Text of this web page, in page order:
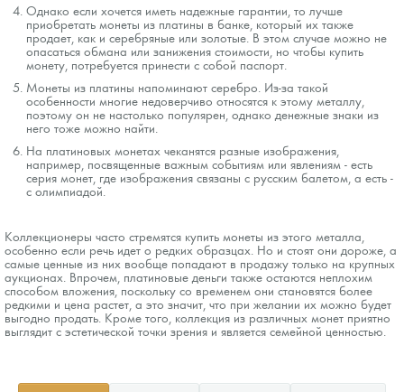
Однако если хочется иметь надежные гарантии, то лучше
приобретать монеты из платины в банке, который их также
продает, как и серебряные или золотые. В этом случае можно не
опасаться обмана или занижения стоимости, но чтобы купить
монету, потребуется принести с собой паспорт.
Монеты из платины напоминают серебро. Из-за такой
особенности многие недоверчиво относятся к этому металлу,
поэтому он не настолько популярен, однако денежные знаки из
него тоже можно найти.
На платиновых монетах чеканятся разные изображения,
например, посвященные важным событиям или явлениям - есть
серия монет, где изображения связаны с русским балетом, а есть -
с олимпиадой.
Коллекционеры часто стремятся купить монеты из этого металла,
особенно если речь идет о редких образцах. Но и стоят они дороже, а
самые ценные из них вообще попадают в продажу только на крупных
аукционах. Впрочем, платиновые деньги также остаются неплохим
способом вложения, поскольку со временем они становятся более
редкими и цена растет, а это значит, что при желании их можно будет
выгодно продать. Кроме того, коллекция из различных монет приятно
выглядит с эстетической точки зрения и является семейной ценностью.